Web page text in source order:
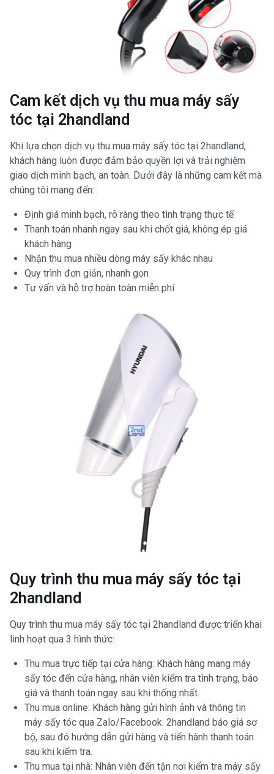
Cam kết dịch vụ thu mua máy sấy
tóc tại 2handland
Khi lựa chọn dịch vụ thu mua máy sấy tóc tại 2handland,
khách hàng luôn được đảm bảo quyền lợi và trải nghiệm
giao dịch minh bạch, an toàn. Dưới đây là những cam kết mà
chúng tôi mang đến:
Định giá minh bạch, rõ ràng theo tình trạng thực tế
Thanh toán nhanh ngay sau khi chốt giá, không ép giá
khách hàng
Nhận thu mua nhiều dòng máy sấy khác nhau
Quy trình đơn giản, nhanh gọn
Tư vấn và hỗ trợ hoàn toàn miễn phí
Quy trình thu mua máy sấy tóc tại
2handland
Quy trình thu mua máy sấy tóc tại 2handland được triển khai
linh hoạt qua 3 hình thức:
Thu mua trực tiếp tại cửa hàng: Khách hàng mang máy
sấy tóc đến cửa hàng, nhân viên kiểm tra tình trạng, báo
giá và thanh toán ngay sau khi thống nhất.
Thu mua online: Khách hàng gửi hình ảnh và thông tin
máy sấy tóc qua Zalo/Facebook. 2handland báo giá sơ
bộ, sau đó hướng dẫn gửi hàng và tiến hành thanh toán
sau khi kiểm tra.
Thu mua tại nhà: Nhân viên đến tận nơi kiểm tra máy sấy